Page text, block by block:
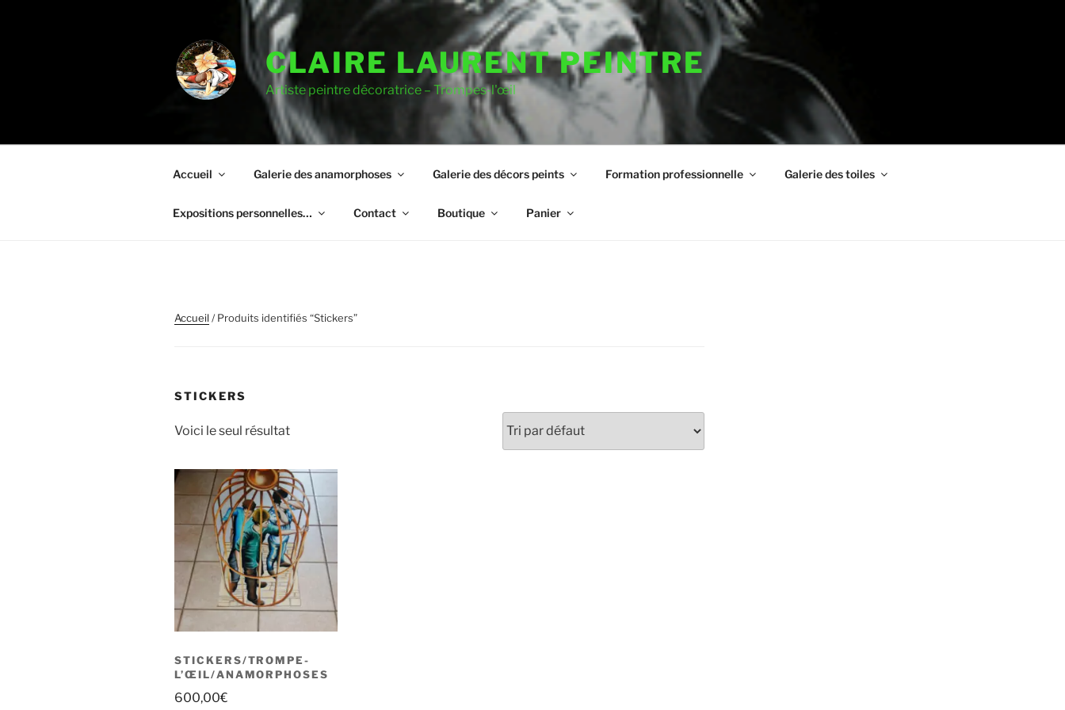
CLAIRE LAURENT PEINTRE
Artiste peintre décoratrice – Trompes-l'œil
Accueil Galerie des anamorphoses Galerie des décors peints Formation professionnelle Galerie des toiles
Expositions personnelles… Contact Boutique Panier
Accueil/ Produits identifiés “Stickers”
STICKERS
Voici le seul résultat
STICKERS/TROMPE-
L’ŒIL/ANAMORPHOSES
600,00€